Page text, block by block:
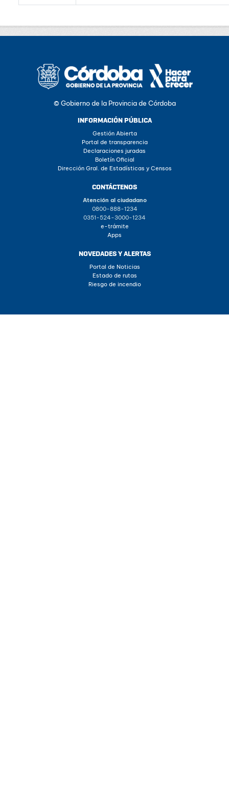
© Gobierno de la Provincia de Córdoba
INFORMACIÓN PÚBLICA
Gestión Abierta
Portal de transparencia
Declaraciones juradas
Boletín Oficial
Dirección Gral. de Estadísticas y Censos
CONTÁCTENOS
Atención al ciudadano
0800-888-1234
0351-524-3000-1234
e-trámite
Apps
NOVEDADES Y ALERTAS
Portal de Noticias
Estado de rutas
Riesgo de incendio